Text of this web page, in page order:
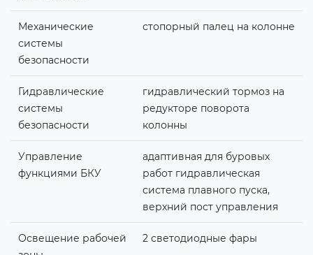
Механические
системы
безопасности
стопорный палец на колонне
Гидравлические
системы
безопасности
гидравлический тормоз на
редукторе поворота
колонны
Управление
функциями БКУ
адаптивная для буровых
работ гидравлическая
система плавного пуска,
верхний пост управления
Освещение рабочей
2 светодиодные фары